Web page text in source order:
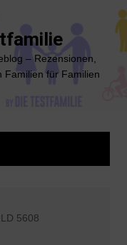
– Rezensionen,
Familien für Familien
5608